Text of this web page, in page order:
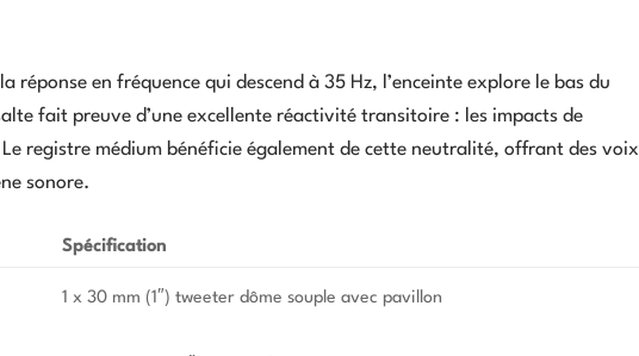
réponse en fréquence qui descend à 35 Hz, l’enceinte explore le bas du
fait preuve d’une excellente réactivité transitoire : les impacts de
registre médium bénéficie également de cette neutralité, offrant des voix
sonore.
Spécification
1 x 30 mm (1″) tweeter dôme souple avec pavillon